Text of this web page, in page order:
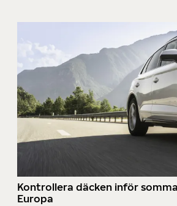
Kontrollera däcken inför
Europa